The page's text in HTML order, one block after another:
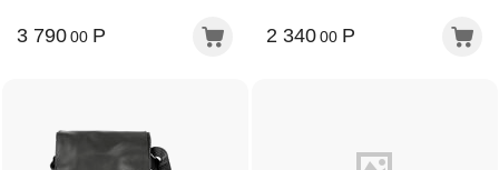
3 790 00 Р 2 340 00 Р